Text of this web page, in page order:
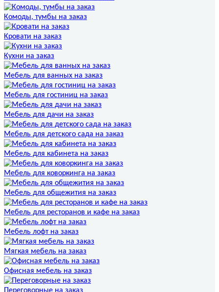
Комоды, тумбы на заказ
Кровати на заказ
Кухни на заказ
Мебель для ванных на заказ
Мебель для гостиниц на заказ
Мебель для дачи на заказ
Мебель для детского сада на заказ
Мебель для кабинета на заказ
Мебель для коворкинга на заказ
Мебель для общежития на заказ
Мебель для ресторанов и кафе на заказ
Мебель лофт на заказ
Мягкая мебель на заказ
Офисная мебель на заказ
Переговорные на заказ